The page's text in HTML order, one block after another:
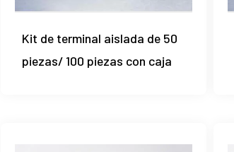
Kit de terminal aislada de 50
piezas/ 100 piezas con caja